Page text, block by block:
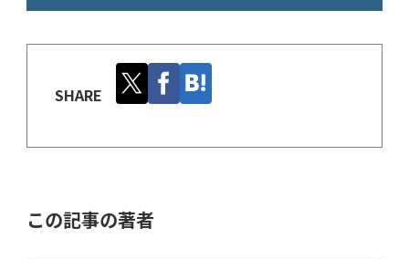
SHARE
この記事の著者